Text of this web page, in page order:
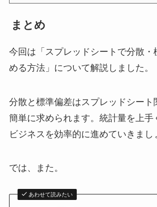
まとめ
今回は「スプレッドシートで分散・
める方法」について解説しました。
分散と標準偏差はスプレッドシート
簡単に求められます。統計量を上手
ビジネスを効率的に進めていきまし
では、また。
あわせて読みたい